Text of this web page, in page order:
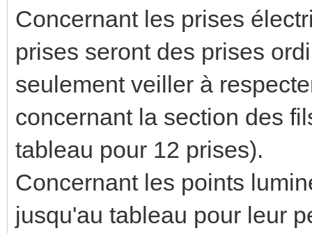
Concernant les prises
prises seront des prises
seulement veiller à
concernant la section des
tableau pour 12 prises).
Concernant les points
jusqu'au tableau pour leur